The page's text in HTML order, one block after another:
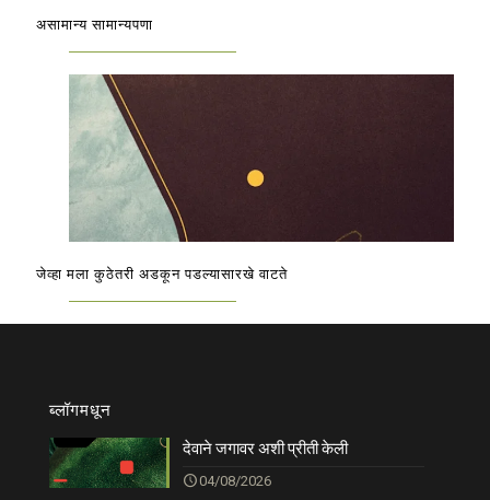
असामान्य सामान्यपणा
जेव्हा मला कुठेतरी अडकून पडल्यासारखे वाटते
ब्लॉगमधून
देवाने जगावर अशी प्रीती केली
04/08/2026